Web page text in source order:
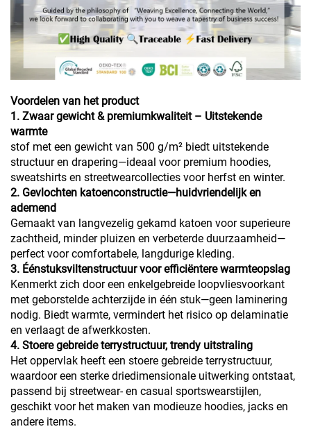
Voordelen van het product
1. Zwaar gewicht & premiumkwaliteit – Uitstekende
warmte
stof met een gewicht van 500 g/m² biedt uitstekende
structuur en drapering—ideaal voor premium hoodies,
sweatshirts en streetwearcollecties voor herfst en winter.
2. Gevlochten katoenconstructie—huidvriendelijk en
ademend
Gemaakt van langvezelig gekamd katoen voor superieure
zachtheid, minder pluizen en verbeterde duurzaamheid—
perfect voor comfortabele, langdurige kleding.
3. Éénstuksviltenstructuur voor efficiëntere warmteopslag
Kenmerkt zich door een enkelgebreide loopvliesvoorkant
met geborstelde achterzijde in één stuk—geen laminering
nodig. Biedt warmte, vermindert het risico op delaminatie
en verlaagt de afwerkkosten.
4. Stoere gebreide terrystructuur, trendy uitstraling
Het oppervlak heeft een stoere gebreide terrystructuur,
waardoor een sterke driedimensionale uitwerking ontstaat,
passend bij streetwear- en casual sportswearstijlen,
geschikt voor het maken van modieuze hoodies, jacks en
andere items.